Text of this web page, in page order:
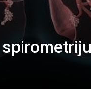
spirometriju